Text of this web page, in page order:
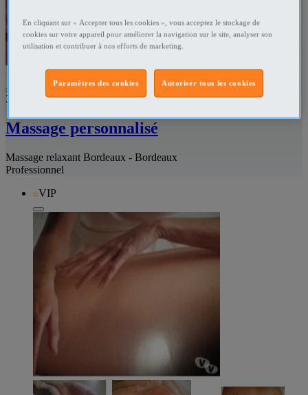
343854704
Massage personnalisé
Massage relaxant Bordeaux - Bordeaux
Professionnel
VIP
En cliquant sur « Accepter tous les cookies », vous acceptez le stockage de
cookies sur votre appareil pour améliorer la navigation sur le site, analyser son
utilisation et contribuer à nos efforts de marketing.
Autoriser tous les cookies
Paramètres des cookies